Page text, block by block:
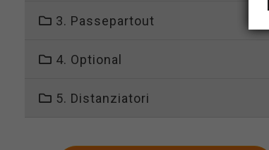
3. Passepartout
4. Optional
5. Distanziatori